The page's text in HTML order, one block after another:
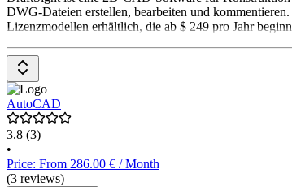
DWG-Dateien erstellen, bearbeiten und
Lizenzmodellen erhältlich, die ab $ 249 pro Jahr
AutoCAD
3.8 (3)
•
Price: From 286.00 € / Month
(3 reviews)